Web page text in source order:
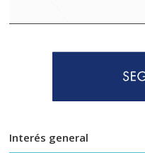
Interés general